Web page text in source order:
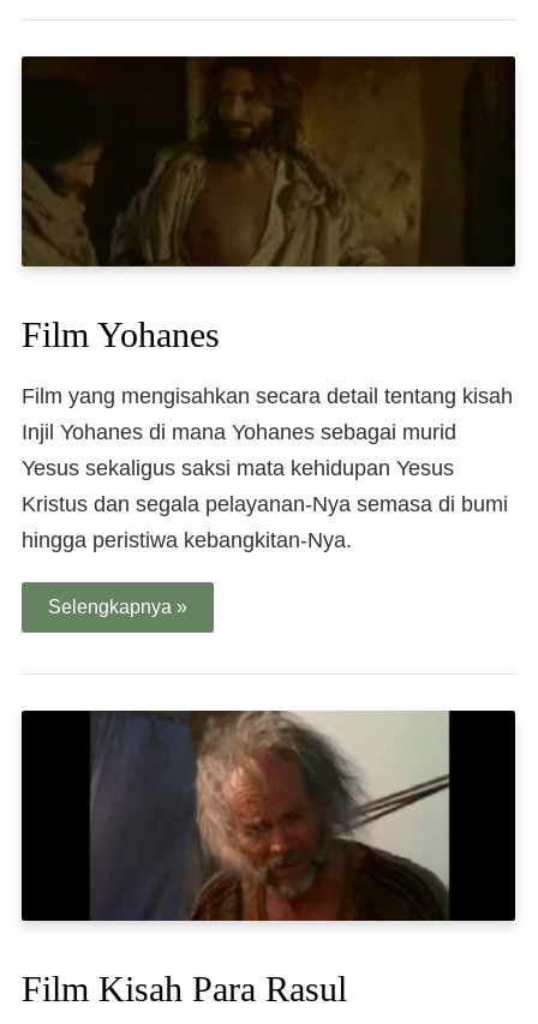
Film Yohanes
Film yang mengisahkan secara detail tentang kisah
Injil Yohanes di mana Yohanes sebagai murid
Yesus sekaligus saksi mata kehidupan Yesus
Kristus dan segala pelayanan-Nya semasa di bumi
hingga peristiwa kebangkitan-Nya.
Selengkapnya »
Film Kisah Para Rasul